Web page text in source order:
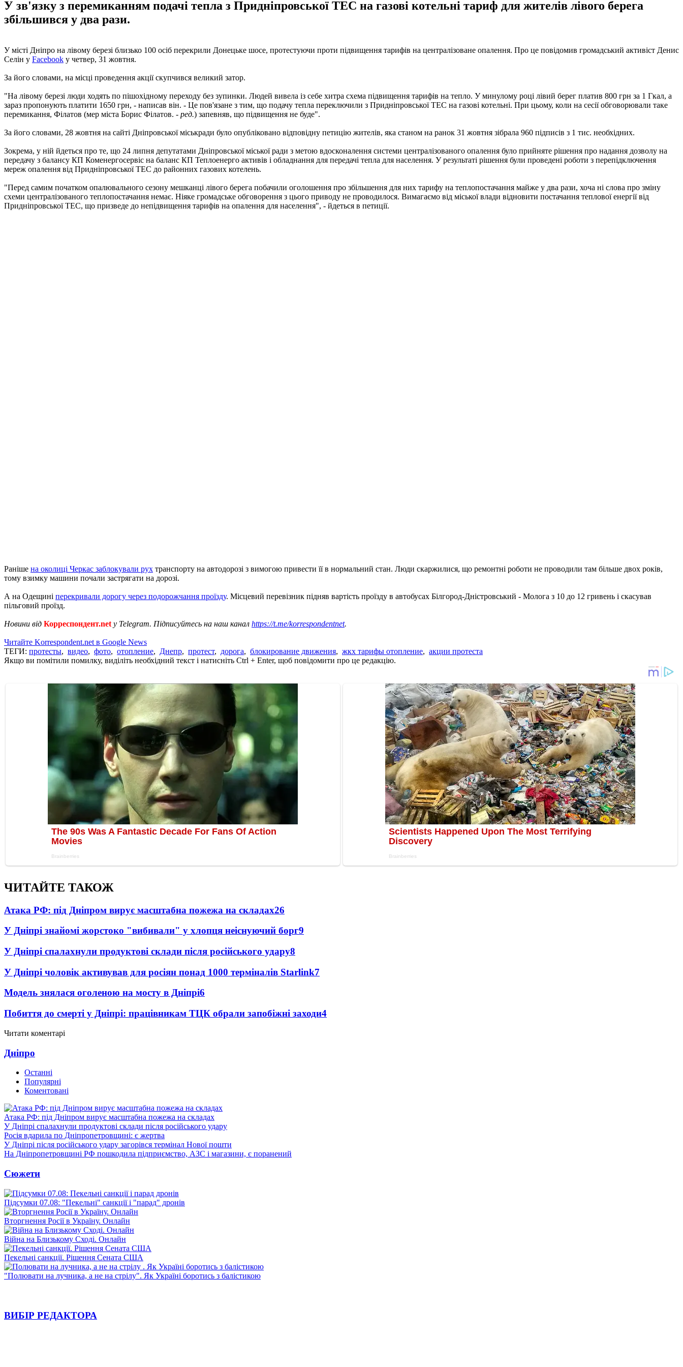
У зв'язку з перемиканням подачі тепла з Придніпровської ТЕС на газові котельні тариф для жителів лівого берега
збільшився у два рази.
У місті Дніпро на лівому березі близько 100 осіб перекрили Донецьке шосе, протестуючи проти підвищення тарифів на централізоване опалення. Про це повідомив громадський активіст Денис
Селін у Facebook у четвер, 31 жовтня.
За його словами, на місці проведення акції скупчився великий затор.
"На лівому березі люди ходять по пішохідному переходу без зупинки. Людей вивела із себе хитра схема підвищення тарифів на тепло. У минулому році лівий берег платив 800 грн за 1 Гкал, а
зараз пропонують платити 1650 грн, - написав він. - Це пов'язане з тим, що подачу тепла переключили з Придніпровської ТЕС на газові котельні. При цьому, коли на сесії обговорювали таке
перемикання, Філатов (мер міста Борис Філатов. - ред.) запевняв, що підвищення не буде".
За його словами, 28 жовтня на сайті Дніпровської міськради було опубліковано відповідну петицію жителів, яка станом на ранок 31 жовтня зібрала 960 підписів з 1 тис. необхідних.
Зокрема, у ній йдеться про те, що 24 липня депутатами Дніпровської міської ради з метою вдосконалення системи централізованого опалення було прийняте рішення про надання дозволу на
передачу з балансу КП Коменергосервіс на баланс КП Теплоенерго активів і обладнання для передачі тепла для населення. У результаті рішення були проведені роботи з перепідключення
мереж опалення від Придніпровської ТЕС до районних газових котелень.
"Перед самим початком опалювального сезону мешканці лівого берега побачили оголошення про збільшення для них тарифу на теплопостачання майже у два рази, хоча ні слова про зміну
схеми централізованого теплопостачання немає. Ніяке громадське обговорення з цього приводу не проводилося. Вимагаємо від міської влади відновити постачання теплової енергії від
Придніпровської ТЕС, що призведе до непідвищення тарифів на опалення для населення", - йдеться в петиції.
Раніше на околиці Черкас заблокували рух транспорту на автодорозі з вимогою привести її в нормальний стан. Люди скаржилися, що ремонтні роботи не проводили там більше двох років,
тому взимку машини почали застрягати на дорозі.
А на Одещині перекривали дорогу через подорожчання проїзду. Місцевий перевізник підняв вартість проїзду в автобусах Білгород-Дністровський - Молога з 10 до 12 гривень і скасував
пільговий проїзд.
Новини від Корреспондент.net у Telegram. Підписуйтесь на наш канал https://t.me/korrespondentnet.
Читайте Korrespondent.net в Google News
ТЕГИ: протесты, видео, фото, отопление, Днепр, протест, дорога, блокирование движения, жкх тарифы отопление, акции протеста
Якщо ви помітили помилку, виділіть необхідний текст і натисніть Ctrl + Enter, щоб повідомити про це редакцію.
ЧИТАЙТЕ ТАКОЖ
Атака РФ: під Дніпром вирує масштабна пожежа на складах26
У Дніпрі знайомі жорстоко "вибивали" у хлопця неіснуючий борг9
У Дніпрі спалахнули продуктові склади після російського удару8
У Дніпрі чоловік активував для росіян понад 1000 терміналів Starlink7
Модель знялася оголеною на мосту в Дніпрі6
Побиття до смерті у Дніпрі: працівникам ТЦК обрали запобіжні заходи4
Читати коментарі
Дніпро
Останні
Популярні
Коментовані
Атака РФ: під Дніпром вирує масштабна пожежа на складах
У Дніпрі спалахнули продуктові склади після російського удару
Росія вдарила по Дніпропетровщині: є жертва
У Дніпрі після російського удару загорівся термінал Нової пошти
На Дніпропетровщині РФ пошкодила підприємство, АЗС і магазини, є поранений
Сюжети
Підсумки 07.08: "Пекельні" санкції і "парад" дронів
Вторгнення Росії в Україну. Онлайн
Війна на Близькому Сході. Онлайн
Пекельні санкції. Рішення Сената США
"Полювати на лучника, а не на стрілу". Як Україні боротись з балістикою
ВИБІР РЕДАКТОРА